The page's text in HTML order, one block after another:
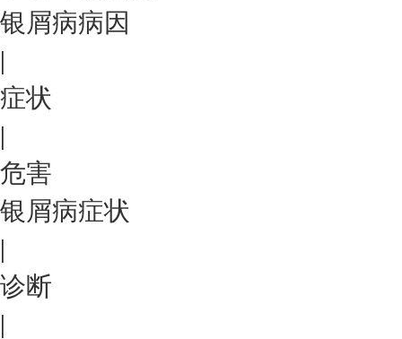
银屑病病因
|
症状
|
危害
银屑病症状
|
诊断
|